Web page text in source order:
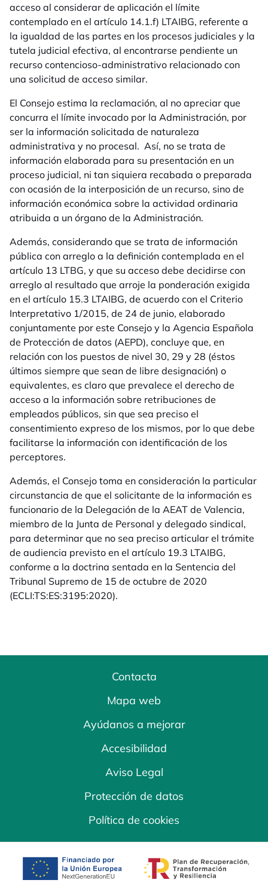
acceso al considerar de aplicación el límite
contemplado en el artículo 14.1.f) LTAIBG, referente a
la igualdad de las partes en los procesos judiciales y la
tutela judicial efectiva, al encontrarse pendiente un
recurso contencioso-administrativo relacionado con
una solicitud de acceso similar.
El Consejo estima la reclamación, al no apreciar que
concurra el límite invocado por la Administración, por
ser la información solicitada de naturaleza
administrativa y no procesal. Así, no se trata de
información elaborada para su presentación en un
proceso judicial, ni tan siquiera recabada o preparada
con ocasión de la interposición de un recurso, sino de
información económica sobre la actividad ordinaria
atribuida a un órgano de la Administración.
Además, considerando que se trata de información
pública con arreglo a la definición contemplada en el
artículo 13 LTBG, y que su acceso debe decidirse con
arreglo al resultado que arroje la ponderación exigida
en el artículo 15.3 LTAIBG, de acuerdo con el Criterio
Interpretativo 1/2015, de 24 de junio, elaborado
conjuntamente por este Consejo y la Agencia Española
de Protección de datos (AEPD), concluye que, en
relación con los puestos de nivel 30, 29 y 28 (éstos
últimos siempre que sean de libre designación) o
equivalentes, es claro que prevalece el derecho de
acceso a la información sobre retribuciones de
empleados públicos, sin que sea preciso el
consentimiento expreso de los mismos, por lo que debe
facilitarse la información con identificación de los
perceptores.
Además, el Consejo toma en consideración la particular
circunstancia de que el solicitante de la información es
funcionario de la Delegación de la AEAT de Valencia,
miembro de la Junta de Personal y delegado sindical,
para determinar que no sea preciso articular el trámite
de audiencia previsto en el artículo 19.3 LTAIBG,
conforme a la doctrina sentada en la Sentencia del
Tribunal Supremo de 15 de octubre de 2020
(ECLI:TS:ES:3195:2020).
Contacta
Mapa web
Ayúdanos a mejorar
Accesibilidad
Aviso Legal
Protección de datos
Política de cookies
se abre en una pestaña nuevase abre en una